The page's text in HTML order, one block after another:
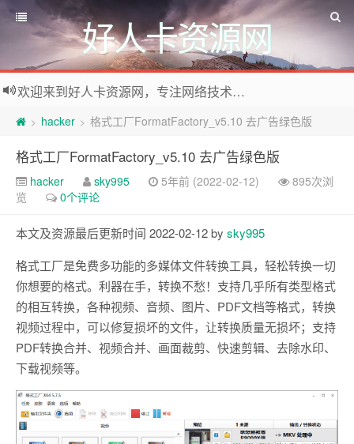
好人卡资源网
欢迎来到好人卡资源网，专注网络技术资源收集，我们不仅是网络资源的搬运工，也生产原创资源。寻找资源请留言或关注公众号:烈日下的男人
> hacker > 格式工厂FormatFactory_v5.10 去广告绿色版
格式工厂FormatFactory_v5.10 去广告绿色版
hacker sky995 5年前 (2022-02-12)
895次浏
览
0个评论
本文及资源最后更新时间 2022-02-12 by sky995
格式工厂是免费多功能的多媒体文件转换工具，轻松转换一切
你想要的格式。利器在手，转换不愁！支持几乎所有类型格式
的相互转换，各种视频、音频、图片、PDF文档等格式，转换
视频过程中，可以修复损坏的文件，让转换质量无损坏；支持
PDF转换合并、视频合并、画面裁剪、快速剪辑、去除水印、
下载视频等。